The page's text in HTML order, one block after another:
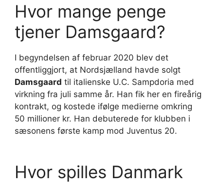
Hvor mange penge
tjener Damsgaard?
I begyndelsen af februar 2020 blev det
offentliggjort, at Nordsjælland havde solgt
Damsgaard til italienske U.C. Sampdoria med
virkning fra juli samme år. Han fik her en fireårig
kontrakt, og kostede ifølge medierne omkring
50 millioner kr. Han debuterede for klubben i
sæsonens første kamp mod Juventus 20.
Hvor spilles Danmark